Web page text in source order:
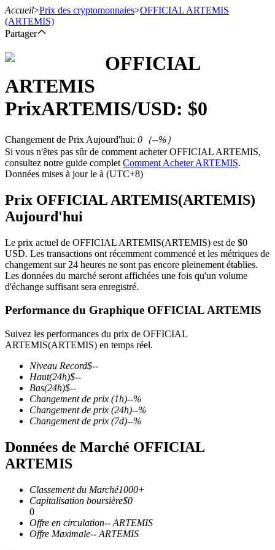
Futures USDT
Futures utilisant l'USDT comme garantie
Futures COIN-M
Contrats à terme sur crypto-monnaie
TradFi
Produits dérivés sur actions, forex, métaux précieux et matières
Accueil>Prix des cryptomonnaies>OFFICIAL ARTEMIS
(ARTEMIS)
Partager
OFFICIAL
ARTEMIS
PrixARTEMIS/USD: $0
Changement de Prix Aujourd'hui: 0 （--%）
Si vous n'êtes pas sûr de comment acheter OFFICIAL ARTEMIS,
consultez notre guide complet Comment Acheter ARTEMIS.
Données mises à jour le à (UTC+8)
Prix OFFICIAL ARTEMIS(ARTEMIS)
Aujourd'hui
Le prix actuel de OFFICIAL ARTEMIS(ARTEMIS) est de $0
USD. Les transactions ont récemment commencé et les métriques de
changement sur 24 heures ne sont pas encore pleinement établies.
Les données du marché seront affichées une fois qu'un volume
d'échange suffisant sera enregistré.
Performance du Graphique OFFICIAL ARTEMIS
Suivez les performances du prix de OFFICIAL
ARTEMIS(ARTEMIS) en temps réel.
Niveau Record$--
Haut(24h)$--
Bas(24h)$--
Changement de prix (1h)--%
Changement de prix (24h)--%
Changement de prix (7d)--%
Données de Marché OFFICIAL
ARTEMIS
Classement du Marché1000+
Capitalisation boursière$0
0
Offre en circulation-- ARTEMIS
Offre Maximale-- ARTEMIS